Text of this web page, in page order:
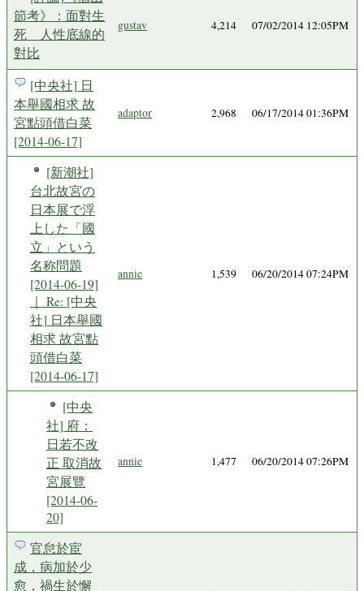
節考》：面對生
死 人性底線的
對比
gustav 4,214 07/02/2014 12:05PM
[中央社] 日
本舉國相求 故
宮點頭借白菜
[2014-06-17]
adaptor 2,968 06/17/2014 01:36PM
[新潮社]
台北故宮の
日本展で浮
上した「國
立」という
名称問題
[2014-06-19]
｜ Re: [中央
社] 日本舉國
相求 故宮點
頭借白菜
[2014-06-17]
annie 1,539 06/20/2014 07:24PM
[中央
社] 府：
日若不改
正 取消故
宮展覽
[2014-06-
20]
annie 1,477 06/20/2014 07:26PM
官怠於宦
成，病加於少
愈，禍生於懈